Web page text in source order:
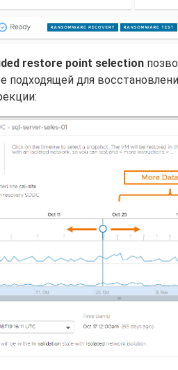
restore point selection
подходящей для